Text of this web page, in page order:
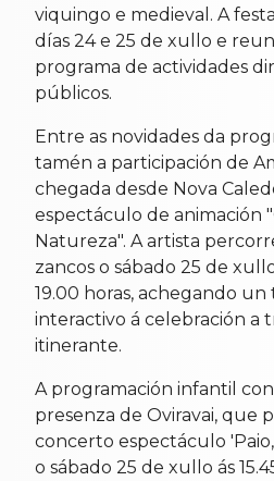
viquingo e medieval. A
días 24 e 25 de xullo e
programa de actividades
públicos.
Entre as novidades da
tamén a participación de
chegada desde Nova
espectáculo de animación
Natureza". A artista
zancos o sábado 25 de
19.00 horas, achegando
interactivo á celebración a
itinerante.
A programación infantil
presenza de Oviravai, que
concerto espectáculo
o sábado 25 de xullo ás